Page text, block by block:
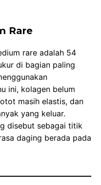
Rare
rare adalah 54
di bagian paling
ini, kolagen belum
masih elastis, dan
yang keluar.
disebut sebagai titik
daging berada pada